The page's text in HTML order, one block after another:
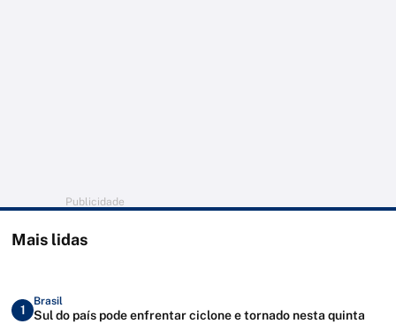
Publicidade
Mais lidas
1
Brasil
Sul do país pode enfrentar ciclone e tornado nesta quinta